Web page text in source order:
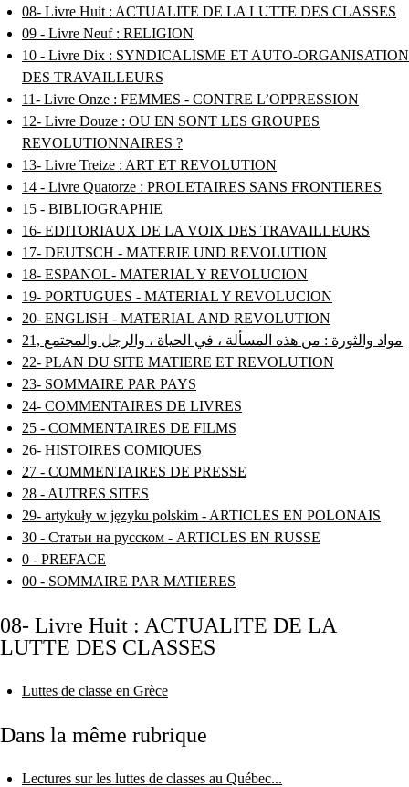
08- Livre Huit : ACTUALITE DE LA LUTTE DES CLASSES
09 - Livre Neuf : RELIGION
10 - Livre Dix : SYNDICALISME ET AUTO-ORGANISATION
DES TRAVAILLEURS
11- Livre Onze : FEMMES - CONTRE L’OPPRESSION
12- Livre Douze : OU EN SONT LES GROUPES
REVOLUTIONNAIRES ?
13- Livre Treize : ART ET REVOLUTION
14 - Livre Quatorze : PROLETAIRES SANS FRONTIERES
15 - BIBLIOGRAPHIE
16- EDITORIAUX DE LA VOIX DES TRAVAILLEURS
17- DEUTSCH - MATERIE UND REVOLUTION
18- ESPANOL- MATERIAL Y REVOLUCION
19- PORTUGUES - MATERIAL Y REVOLUCION
20- ENGLISH - MATERIAL AND REVOLUTION
21, مواد والثورة : من هذه المسألة ، في الحياة ، والرجل والمجتمع
22- PLAN DU SITE MATIERE ET REVOLUTION
23- SOMMAIRE PAR PAYS
24- COMMENTAIRES DE LIVRES
25 - COMMENTAIRES DE FILMS
26- HISTOIRES COMIQUES
27 - COMMENTAIRES DE PRESSE
28 - AUTRES SITES
29- artykuły w języku polskim - ARTICLES EN POLONAIS
30 - Статьи на русском - ARTICLES EN RUSSE
0 - PREFACE
00 - SOMMAIRE PAR MATIERES
08- Livre Huit : ACTUALITE DE LA
LUTTE DES CLASSES
Luttes de classe en Grèce
Dans la même rubrique
Lectures sur les luttes de classes au Québec...